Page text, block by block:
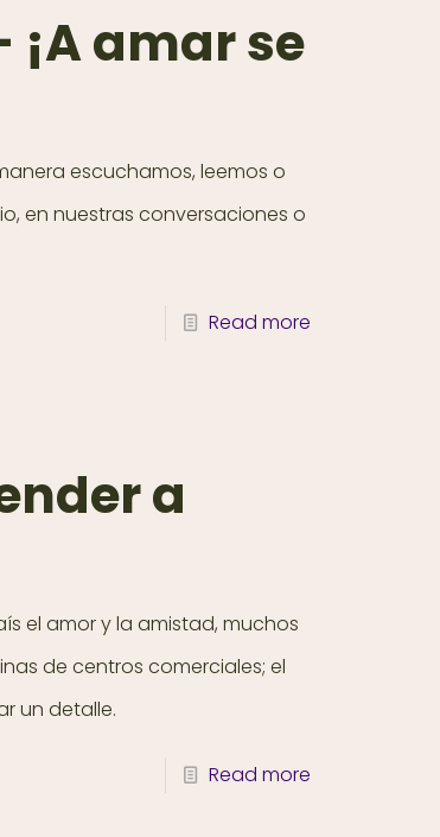
¡A amar se
escuchamos, leemos o
en nuestras conversaciones o
Read more
a
el amor y la amistad, muchos
de centros comerciales; el
un detalle.
Read more